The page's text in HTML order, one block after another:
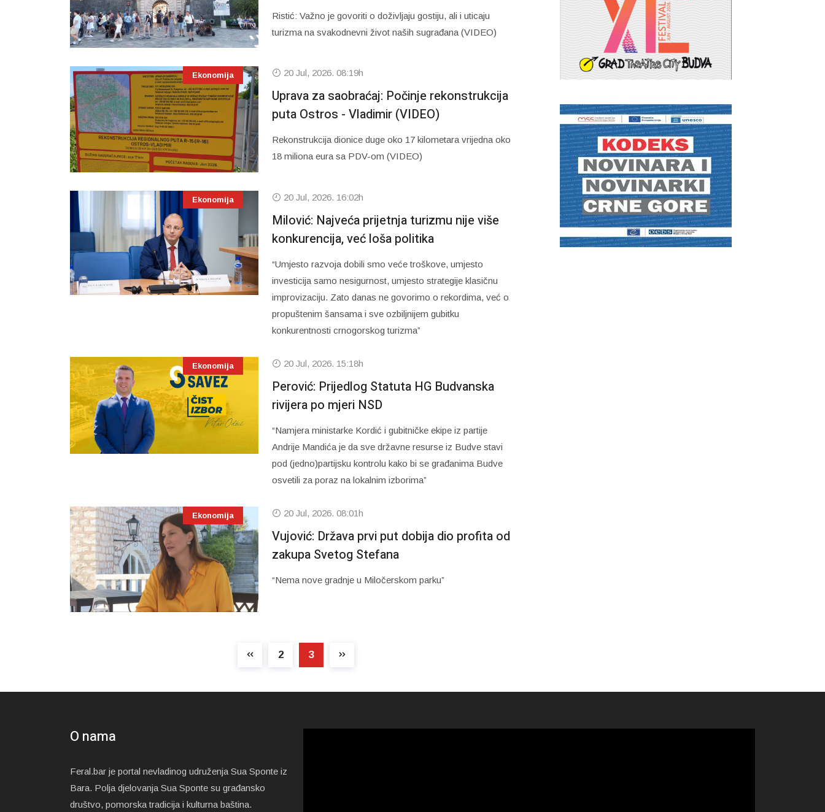
Ristić: Važno je govoriti o doživljaju gostiju, ali i uticaju
turizma na svakodnevni život naših sugrađana (VIDEO)
Ekonomija 20 Jul, 2026. 08:19h
Uprava za saobraćaj: Počinje rekonstrukcija
puta Ostros - Vladimir (VIDEO)
Rekonstrukcija dionice duge oko 17 kilometara vrijedna oko
18 miliona eura sa PDV-om (VIDEO)
Ekonomija 20 Jul, 2026. 16:02h
Milović: Najveća prijetnja turizmu nije više
konkurencija, već loša politika
“Umjesto razvoja dobili smo veće troškove, umjesto
investicija samo nesigurnost, umjesto strategije klasičnu
improvizaciju. Zato danas ne govorimo o rekordima, već o
propuštenim šansama i sve ozbiljnijem gubitku
konkurentnosti crnogorskog turizma”
Ekonomija 20 Jul, 2026. 15:18h
Perović: Prijedlog Statuta HG Budvanska
rivijera po mjeri NSD
“Namjera ministarke Kordić i gubitničke ekipe iz partije
Andrije Mandića je da sve državne resurse iz Budve stavi
pod (jedno)partijsku kontrolu kako bi se građanima Budve
osvetili za poraz na lokalnim izborima”
Ekonomija 20 Jul, 2026. 08:01h
Vujović: Država prvi put dobija dio profita od
zakupa Svetog Stefana
“Nema nove gradnje u Miločerskom parku”
2 3
O nama
Feral.bar je portal nevladinog udruženja Sua Sponte iz
Bara. Polja djelovanja Sua Sponte su građansko
društvo, pomorska tradicija i kulturna baština.